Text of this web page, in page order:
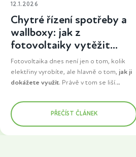
12.1.2026
Chytré řízení spotřeby a
wallboxy: jak z
fotovoltaiky vytěžit
maximum
Fotovoltaika dnes není jen o tom, kolik
elektřiny vyrobíte, ale hlavně o tom, jak ji
dokážete využít. Právě v tom se liší
dlouhodobě smysl. Do popředí se proto
dostává chytré řízení spotřeby a wallboxy
pro nabíjení elektromobilů. Prvky, které z
Zatímco dříve šla velká část vyrobené
energie do sítě, dnes se domácnosti snaží
spotřebovat co nejvíc elektřiny přímo u
PŘEČÍST ČLÁNEK